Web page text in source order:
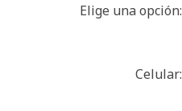
Elige una opción:
Celular: